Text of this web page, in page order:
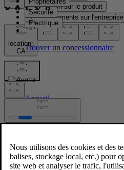
Information sur le produit
Renseignements sur l'entreprise
Contacts médias
location:
CA
Images
Accueil
/Images